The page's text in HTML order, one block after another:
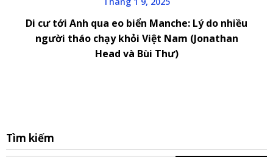
Di cư tới Anh qua eo biển Manche: Lý do nhiều
người tháo chạy khỏi Việt Nam (Jonathan
Head và Bùi Thư)
Tìm kiếm